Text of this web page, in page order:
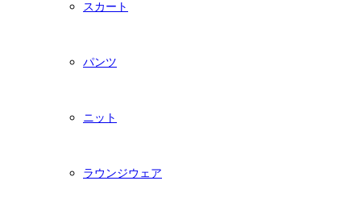
スカート
パンツ
ニット
ラウンジウェア